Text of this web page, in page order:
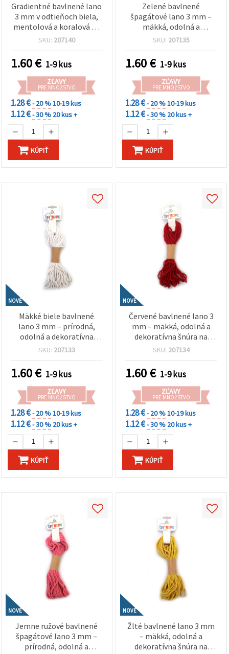
Gradientné bavlnené lano
3 mm v odtieňoch biela,
mentolová a koralová ~5
m – ideálne na makramé,
SKU: 207140
1.60€ 1-9 kus
ZĽAVY
PRE MNOŽSTVO
1.28 €- 20 %10-19 kus
1.12 €- 30 % 20 kus +
KÚPIŤ
Zelené bavlnené
špagátové lano 3 mm –
mäkká, odolná a
dekoratívna šnúra na
SKU: 207135
1.60€ 1-9 kus
ZĽAVY
PRE MNOŽSTVO
1.28 €- 20 %10-19 kus
1.12 €- 30 % 20 kus +
KÚPIŤ
NOVÉ
Mäkké biele bavlnené
lano 3 mm – prírodná,
odolná a dekoratívna
šnúra na tvorenie, cca 10
SKU: 207133
1.60€ 1-9 kus
ZĽAVY
PRE MNOŽSTVO
1.28 €- 20 %10-19 kus
1.12 €- 30 % 20 kus +
KÚPIŤ
NOVÉ
Červené bavlnené lano 3
mm – mäkká, odolná a
dekoratívna šnúra na
tvorenie, cca 10 m rolka
SKU: 207134
1.60€ 1-9 kus
ZĽAVY
PRE MNOŽSTVO
1.28 €- 20 %10-19 kus
1.12 €- 30 % 20 kus +
KÚPIŤ
NOVÉ
Jemne ružové bavlnené
špagátové lano 3 mm –
prírodná, odolná a
NOVÉ
Žlté bavlnené lano 3 mm
– mäkká, odolná a
dekoratívna šnúra na